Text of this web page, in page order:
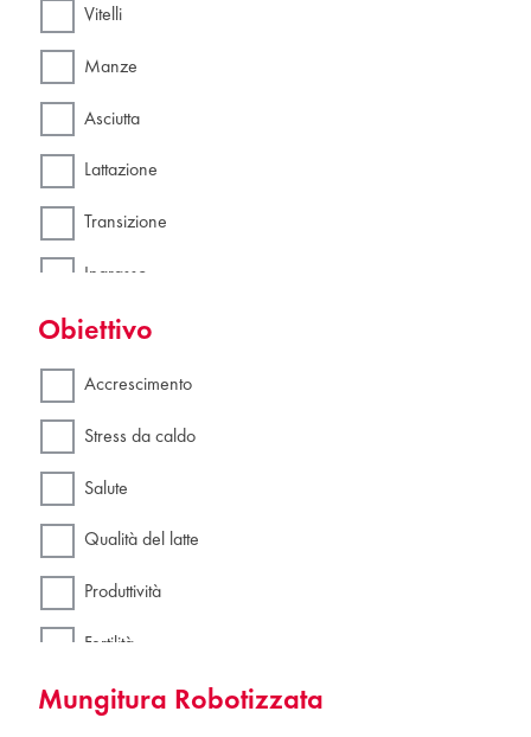
Vitelli
Manze
Asciutta
Lattazione
Transizione
Ingrasso
Obiettivo
Accrescimento
Stress da caldo
Salute
Qualità del latte
Produttività
Fertilità
Efficienza
Mungitura Robotizzata